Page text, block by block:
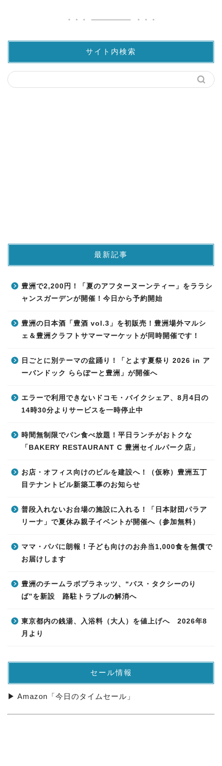
サイト内検索
最新記事
豊洲で2,200円！「夏のアフターヌーンティー」をララシ
ャンスガーデンが開催！今日から予約開始
豊洲の日本酒「豊酒 vol.3」を初販売！豊洲場外マルシ
ェ＆豊洲クラフトサマーマーケットが同時開催です！
日ごとに別テーマの盆踊り！「とよす夏祭り 2026 in ア
ーバンドック ららぽーと豊洲」が開催へ
エラーで利用できないドコモ・バイクシェア、8月4日の
14時30分よりサービスを一時停止中
時間無制限でパン食べ放題！平日ランチがおトクな
「BAKERY RESTAURANT C 豊洲セイルパーク店」
お店・オフィス向けのビルを建設へ！（仮称）豊洲五丁
目テナントビル新築工事のお知らせ
普段入れないお台場の施設に入れる！「日本財団パラア
リーナ」で夏休み親子イベントが開催へ（参加無料）
ママ・パパに朗報！子ども向けのお弁当1,000食を無償で
お届けします
豊洲のチームラボプラネッツ、“バス・タクシーのり
ば”を新設 路駐トラブルの解消へ
東京都内の銭湯、入浴料（大人）を値上げへ 2026年8
月より
セール情報
▶ Amazon「今日のタイムセール」